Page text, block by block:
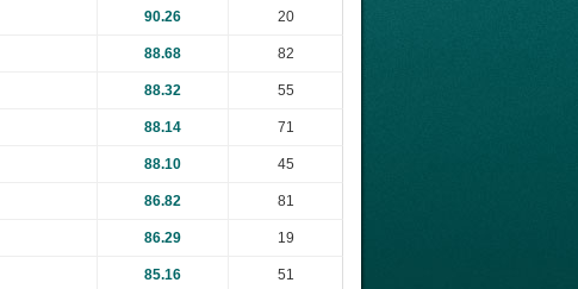
90.26 20
88.68 82
88.32 55
88.14 71
88.10 45
86.82 81
86.29 19
85.16 51